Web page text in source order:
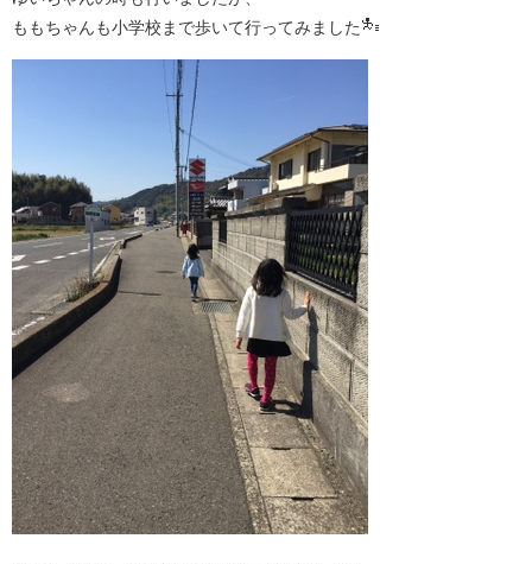
ももちゃんも小学校まで歩いて行ってみました